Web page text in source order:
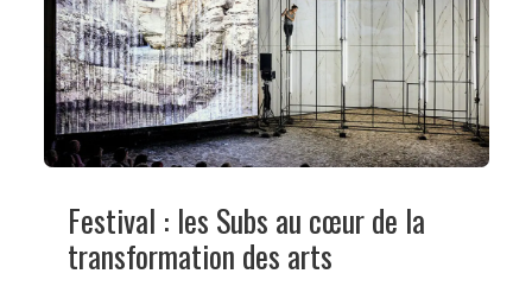
Festival : les Subs au cœur de la
transformation des arts